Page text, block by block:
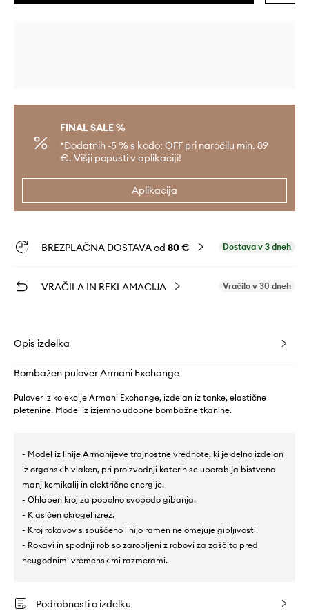
FINAL SALE %
*Dodatnih -5 % s kodo: OFF pri naročilu min. 89
€. Višji popusti v aplikaciji!
Aplikacija
BREZPLAČNA DOSTAVA od 80 € Dostava v 3 dneh
VRAČILA IN REKLAMACIJA Vračilo v 30 dneh
Opis izdelka
Bombažen pulover Armani Exchange
Pulover iz kolekcije Armani Exchange, izdelan iz tanke, elastične
pletenine. Model iz izjemno udobne bombažne tkanine.
- Model iz linije Armanijeve trajnostne vrednote, ki je delno izdelan
iz organskih vlaken, pri proizvodnji katerih se uporablja bistveno
manj kemikalij in električne energije.
- Ohlapen kroj za popolno svobodo gibanja.
- Klasičen okrogel izrez.
- Kroj rokavov s spuščeno linijo ramen ne omejuje gibljivosti.
- Rokavi in spodnji rob so zarobljeni z robovi za zaščito pred
neugodnimi vremenskimi razmerami.
Podrobnosti o izdelku